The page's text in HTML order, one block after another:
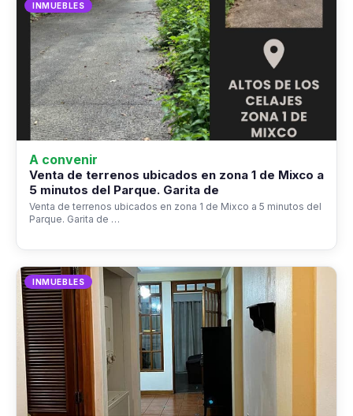
INMUEBLES
A convenir
Venta de terrenos ubicados en zona 1 de Mixco a
5 minutos del Parque. Garita de
Venta de terrenos ubicados en zona 1 de Mixco a 5 minutos del
Parque. Garita de …
INMUEBLES